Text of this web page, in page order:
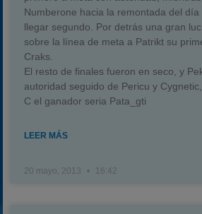
Numberone hacia la remontada del
llegar segundo. Por detrás una gran
sobre la línea de meta a Patrikt su
Craks.
El resto de finales fueron en seco, y
autoridad seguido de Pericu y
C el ganador seria Pata_gti
LEER MÁS
20 mayo, 2013 16:42